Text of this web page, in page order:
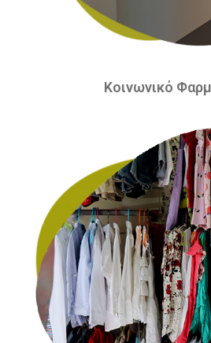
Κοινωνικό